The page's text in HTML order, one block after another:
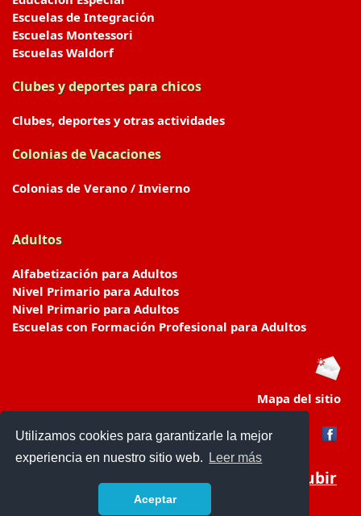
Utilizamos cookies para garantizarle la mejor
experiencia en nuestro sitio web.
Leer más
Aceptar
Escuelas de Integración
Escuelas Montessori
Escuelas Waldorf
Clubes y deportes para chicos
Clubes, deportes y otras actividades
Colonias de Vacaciones
Colonias de Verano / Invierno
Adultos
Alfabetización para Adultos
Nivel Primario para Adultos
Nivel Primario para Adultos
Escuelas con Formación Profesional para Adultos
Mapa del sitio
Subir